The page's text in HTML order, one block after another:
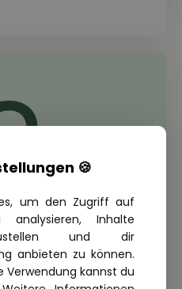
🍪
um den Zugriff auf
Inhalte
und dir
anbieten zu können.
Verwendung kannst du